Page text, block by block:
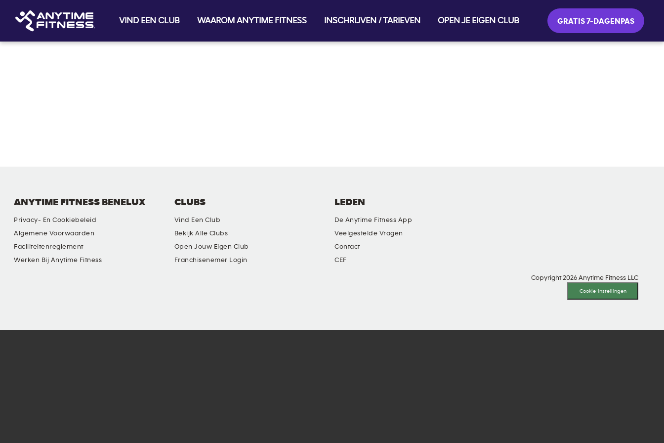
VIND EEN CLUB WAAROM ANYTIME FITNESS INSCHRIJVEN / TARIEVEN OPEN JE EIGEN CLUB GRATIS 7-DAGENPAS
ANYTIME FITNESS BENELUX
Privacy- En Cookiebeleid
Algemene Voorwaarden
Faciliteitenreglement
Werken Bij Anytime Fitness
CLUBS
Vind Een Club
Bekijk Alle Clubs
Open Jouw Eigen Club
Franchisenemer Login
LEDEN
De Anytime Fitness App
Veelgestelde Vragen
Contact
CEF
Copyright 2026 Anytime Fitness LLC
Cookie-instellingen